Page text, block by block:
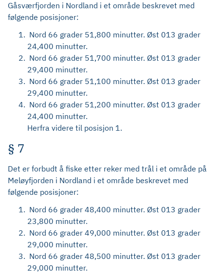
Gåsværfjorden i Nordland i et område beskrevet med
følgende posisjoner:
Nord 66 grader 51,800 minutter. Øst 013 grader
24,400 minutter.
Nord 66 grader 51,700 minutter. Øst 013 grader
29,400 minutter.
Nord 66 grader 51,100 minutter. Øst 013 grader
29,400 minutter.
Nord 66 grader 51,200 minutter. Øst 013 grader
24,400 minutter.
Herfra videre til posisjon 1.
§ 7
Det er forbudt å fiske etter reker med trål i et område på
Meløyfjorden i Nordland i et område beskrevet med
følgende posisjoner:
Nord 66 grader 48,400 minutter. Øst 013 grader
23,800 minutter.
Nord 66 grader 49,000 minutter. Øst 013 grader
29,000 minutter.
Nord 66 grader 48,500 minutter. Øst 013 grader
29,000 minutter.